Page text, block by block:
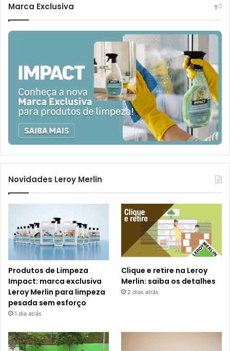
Marca Exclusiva
Novidades Leroy Merlin
Produtos de Limpeza
Impact: marca exclusiva
Leroy Merlin para limpeza
pesada sem esforço
1 dia atrás
Clique e retire na Leroy
Merlin: saiba os detalhes
2 dias atrás